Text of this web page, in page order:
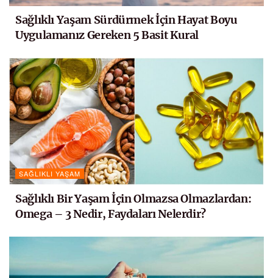
Sağlıklı Yaşam Sürdürmek İçin Hayat Boyu
Uygulamanız Gereken 5 Basit Kural
SAĞLIKLI YAŞAM
Sağlıklı Bir Yaşam İçin Olmazsa Olmazlardan:
Omega – 3 Nedir, Faydaları Nelerdir?